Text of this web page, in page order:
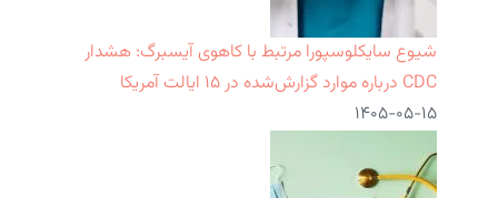
شیوع سایکلوسپورا مرتبط با کاهوی آیسبرگ: هشدار
CDC درباره موارد گزارش‌شده در ۱۵ ایالت آمریکا
۱۴۰۵-۰۵-۱۵